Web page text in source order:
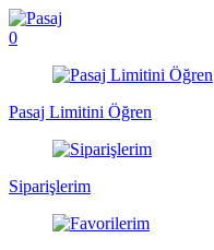
0
Pasaj Limitini Öğren
Siparişlerim